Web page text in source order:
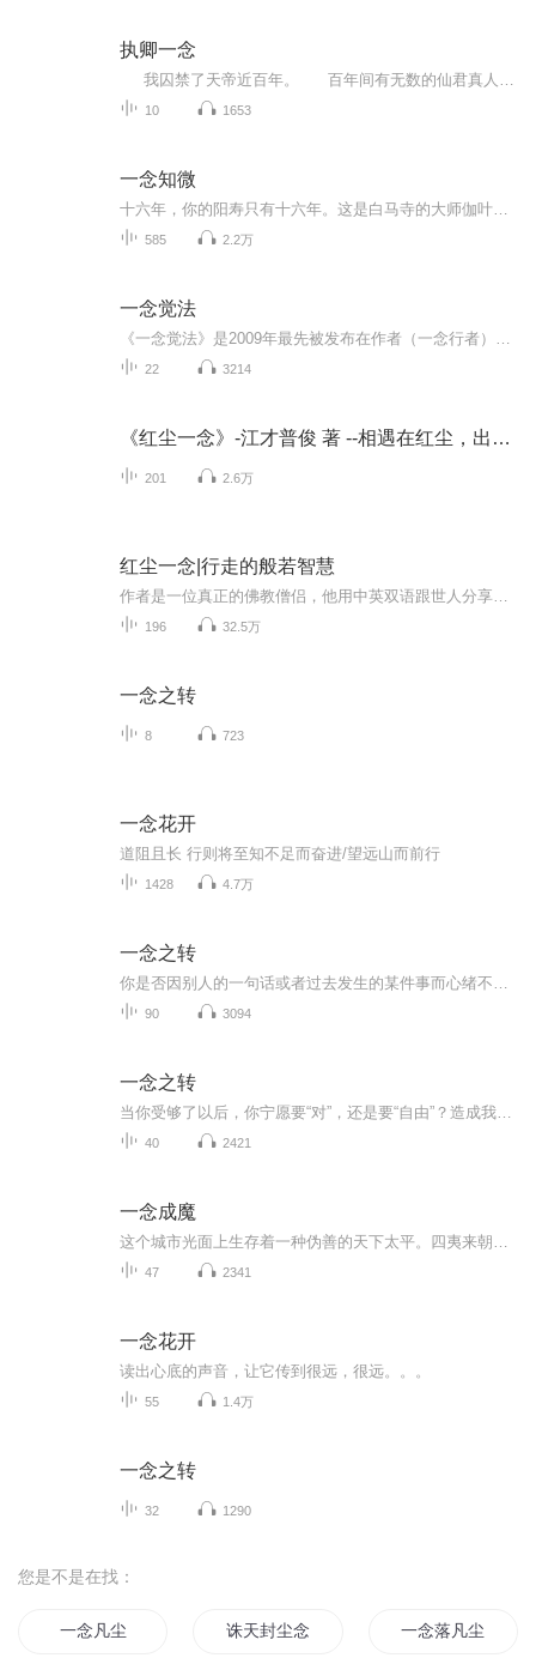
执卿一念
10 1653
一念知微
585 2.2万
一念觉法
22 3214
《红尘一念》-江才普俊 著 --相遇在红尘，出离一念间
201 2.6万
红尘一念|行走的般若智慧
196 32.5万
一念之转
8 723
一念花开
道阻且长 行则将至知不足而奋进/望远山而前行
1428 4.7万
一念之转
90 3094
一念之转
40 2421
一念成魔
47 2341
一念花开
读出心底的声音，让它传到很远，很远。。。
55 1.4万
一念之转
32 1290
您是不是在找：
一念凡尘 诛天封尘念 一念落凡尘